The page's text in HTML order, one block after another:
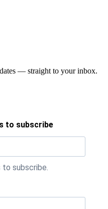
— straight to your inbox.
to subscribe
to subscribe.